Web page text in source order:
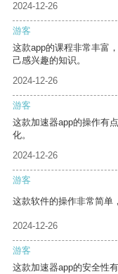
2024-12-26
游客
这款app的课程非常丰富
己感兴趣的知识。
2024-12-26
游客
这款加速器app的操作有
化。
2024-12-26
游客
这款软件的操作非常简单
2024-12-26
游客
这款加速器app的安全性